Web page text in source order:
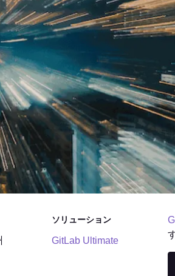
ソリューション
GitLab Ultimate